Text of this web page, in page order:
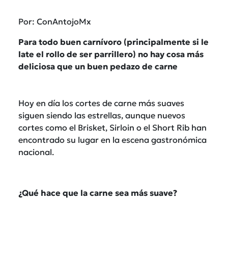
Por: ConAntojoMx
Para todo buen carnívoro (principalmente si le
late el rollo de ser parrillero) no hay cosa más
deliciosa que un buen pedazo de carne
Hoy en día los cortes de carne más suaves
siguen siendo las estrellas, aunque nuevos
cortes como el Brisket, Sirloin o el Short Rib han
encontrado su lugar en la escena gastronómica
nacional.
¿Qué hace que la carne sea más suave?